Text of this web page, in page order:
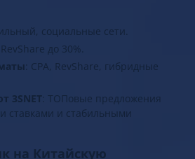
социальные сети.
до 30%.
: CPA, RevShare, гибридные
3SNET: ТОПовые предложения
ставками и стабильными
на Китайскую